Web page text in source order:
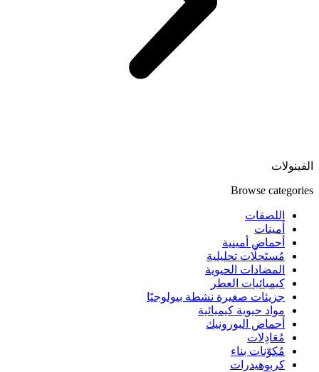
الفينولات
Browse categories
اللصقات
أمينات
أحماض أمينية
مُستَحلَّات تحليلية
المضادات الحيوية
كيميائيات العطر
جزيئات صغيرة نشطة بيولوجيًا
مواد حيوية كيميائية
أحماض البورونيك
مُعَادِلات
مُكوّنات بناء
كربوهيدرات